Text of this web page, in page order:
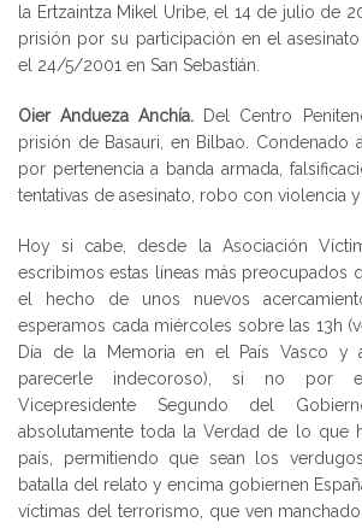
la Ertzaintza Mikel Uribe, el 14 de julio de
prisión por su participación en el
el 24/5/2001 en San Sebastián.
Oier Andueza Anchía. Del Centro
prisión de Basauri, en Bilbao. Condenado
por pertenencia a banda armada,
tentativas de asesinato, robo con violencia y
Hoy si cabe, desde la Asociación
escribimos estas líneas más preocupados
el hecho de unos nuevos
esperamos cada miércoles sobre las 13h
Día de la Memoria en el País Vasco y
parecerle indecoroso), si no por
Vicepresidente Segundo del
absolutamente toda la Verdad de lo que
país, permitiendo que sean los
batalla del relato y encima gobiernen
víctimas del terrorismo, que ven